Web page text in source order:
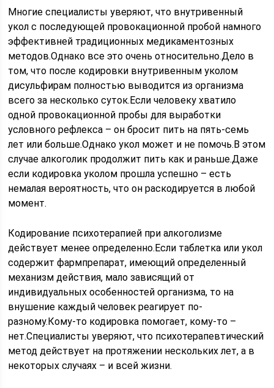
Многие специалисты уверяют, что внутривенный
укол с последующей провокационной пробой намного
эффективней традиционных медикаментозных
методов.Однако все это очень относительно.Дело в
том, что после кодировки внутривенным уколом
дисульфирам полностью выводится из организма
всего за несколько суток.Если человеку хватило
одной провокационной пробы для выработки
условного рефлекса – он бросит пить на пять-семь
лет или больше.Однако укол может и не помочь.В этом
случае алкоголик продолжит пить как и раньше.Даже
если кодировка уколом прошла успешно – есть
немалая вероятность, что он раскодируется в любой
момент.
Кодирование психотерапией при алкоголизме
действует менее определенно.Если таблетка или укол
содержит фармпрепарат, имеющий определенный
механизм действия, мало зависящий от
индивидуальных особенностей организма, то на
внушение каждый человек реагирует по-
разному.Кому-то кодировка помогает, кому-то –
нет.Специалисты уверяют, что психотерапевтический
метод действует на протяжении нескольких лет, а в
некоторых случаях – и всей жизни.